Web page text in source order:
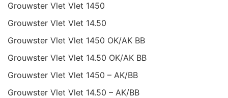
Grouwster Vlet Vlet 1450
Grouwster Vlet Vlet 14.50
Grouwster Vlet Vlet 1450 OK/AK BB
Grouwster Vlet Vlet 14.50 OK/AK BB
Grouwster Vlet Vlet 1450 – AK/BB
Grouwster Vlet Vlet 14.50 – AK/BB